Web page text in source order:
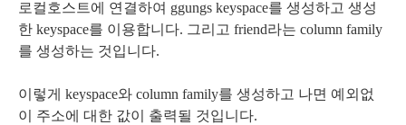
로컬호스트에 연결하여 ggungs keyspace를 생성하고 생성
한 keyspace를 이용합니다. 그리고 friend라는 column family
를 생성하는 것입니다.
이렇게 keyspace와 column family를 생성하고 나면 예외없
이 주소에 대한 값이 출력될 것입니다.